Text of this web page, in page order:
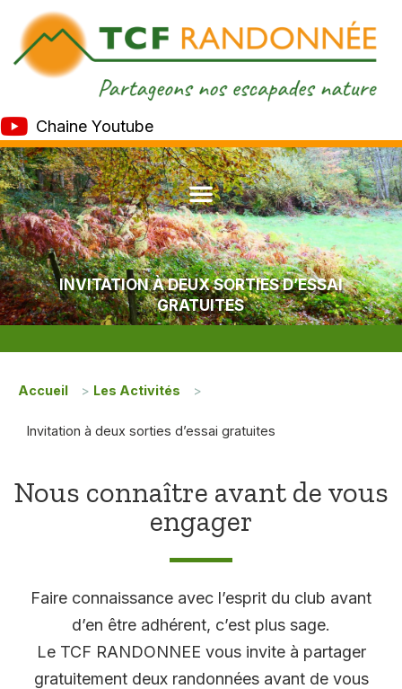
Chaine Youtube
INVITATION À DEUX SORTIES D’ESSAI
GRATUITES
Accueil > Les Activités >
Invitation à deux sorties d’essai gratuites
Nous connaître avant de vous
engager
Faire connaissance avec l’esprit du club avant
d’en être adhérent, c’est plus sage.
Le TCF RANDONNEE vous invite à partager
gratuitement deux randonnées avant de vous